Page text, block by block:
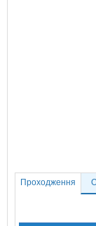
Проходження